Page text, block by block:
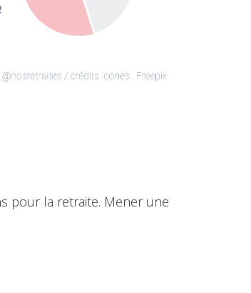
pour la retraite. Mener une